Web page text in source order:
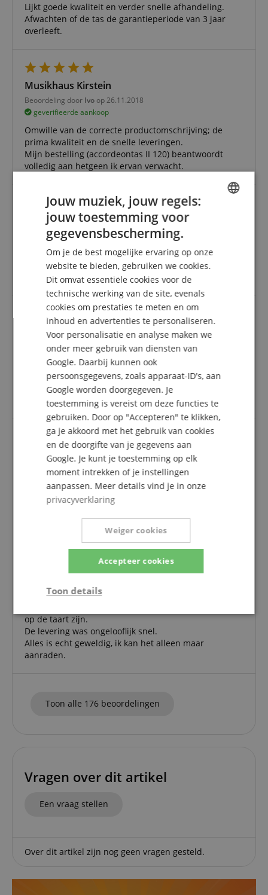
Lijkt goede kwaliteit en verder snelle afhandeling.
Afwachten of de tas de garantieperiode van 3 jaar
overleeft.
Musikhaus Kirstein
Beoordeling door Ivo op 26.11.2018
geverifieerde aankoop
Omwille van de correcte productomschrijving; de
prima kwaliteit en de snelle leveringen.
Mijn bestelling (accordeontas II 120) beantwoordt
volledig aan hetgeen ik ervan verwacht.
Schön!
Beoordeling doorHiddoop 04.04.2018
geverifieerde aankoop
Schönes und luxe Akkordeontasche für wenig Geld!
Schnelle versand! Vielen Dank
Accordeon tas
Beoordeling doorAnjaop 28.05.2025
Deze beoordeling is automatisch vertaald. Originele taal
geverifieerde aankoop
Item is zoals beschreven, er is niets om over te klagen,
levering was snel en soepel.
Accordeontas Alpenklang - uitstekend, meer
dan verwacht!
Norbert
op 13.11.2023
Deze beoordeling is automatisch vertaald. Originele taal
geverifieerde aankoop
De tas is echt heel robuust en toch licht. Zeer goed
gemaakt en biedt meer dan genoeg
transportmogelijkheden met het handvat, de
schouderriem en de rugzakriemen.
bladmuziek zou geweldig zijn, en een extra buitenvak
op de taart zijn.
De levering was ongelooflijk snel.
Alles is echt geweldig, ik kan het alleen maar
aanraden.
Toon alle 176 beoordelingen
Vragen over dit artikel
Een vraag stellen
Over dit artikel zijn nog geen vragen gesteld.
ITALIAN
SPANISH
Jouw muziek, jouw regels:
jouw toestemming voor
gegevensbescherming.
Om je de best mogelijke ervaring op onze
website te bieden, gebruiken we cookies.
Dit omvat essentiële cookies voor de
technische werking van de site, evenals
cookies om prestaties te meten en om
inhoud en advertenties te personaliseren.
Voor personalisatie en analyse maken we
onder meer gebruik van diensten van
Google. Daarbij kunnen ook
persoonsgegevens, zoals apparaat-ID's, aan
Google worden doorgegeven. Je
toestemming is vereist om deze functies te
gebruiken. Door op "Accepteren" te klikken,
ga je akkoord met het gebruik van cookies
en de doorgifte van je gegevens aan
Google. Je kunt je toestemming op elk
moment intrekken of je instellingen
aanpassen. Meer details vind je in onze
privacyverklaring
Accepteer cookies
Weiger cookies
Toon details
Strikt
noodzakelijk
Prestatie Gericht op
Functionaliteit
Niet-geclassificeerd
Strikt noodzakelijke cookies maken
Aanbieder /